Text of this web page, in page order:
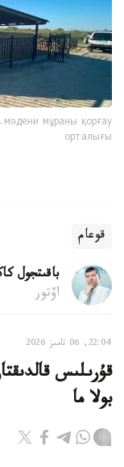
мұраны қорғау
орталығы
قوعام
باقىتجول
اۆتور
22:04, 06 تامىز 2026
قۇرىلىس
بولا ما